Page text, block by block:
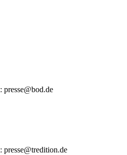
presse@bod.de
presse@tredition.de